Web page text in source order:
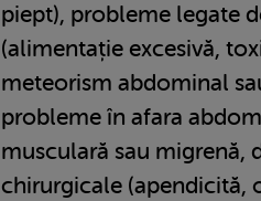
piept), probleme legate
(alimentație excesivă,
meteorism abdominal
probleme în afara
musculară sau migrenă,
chirurgicale (apendicită,